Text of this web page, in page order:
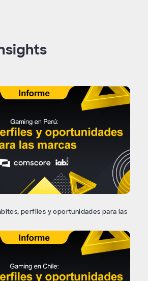
perfiles y oportunidades para las